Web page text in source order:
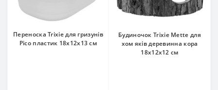
Переноска Trixie для гризунів
Pico пластик 18x12x13 см
Будиночок Trixie Mette для
хом яків деревинна кора
18х12х12 см